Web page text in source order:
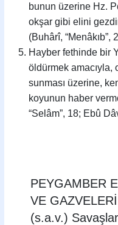
bunun üzerine Hz.
okşar gibi elini
(Buhârî, “Menâkıb”,
Hayber fethinde bir
öldürmek amacıyla,
sunması üzerine,
koyunun haber
“Selâm”, 18; Ebû
PEYGAMBER
VE
(s.a.v.)